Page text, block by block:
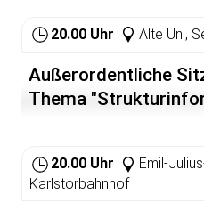
20.00 Uhr Alte Uni,
Außerordentliche
Thema
20.00 Uhr
Emil-
Karlstorbahnhof